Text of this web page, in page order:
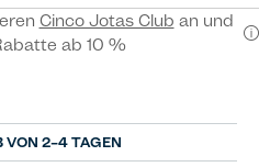
Cinco Jotas Club an und
ab 10 %
VON 2–4 TAGEN